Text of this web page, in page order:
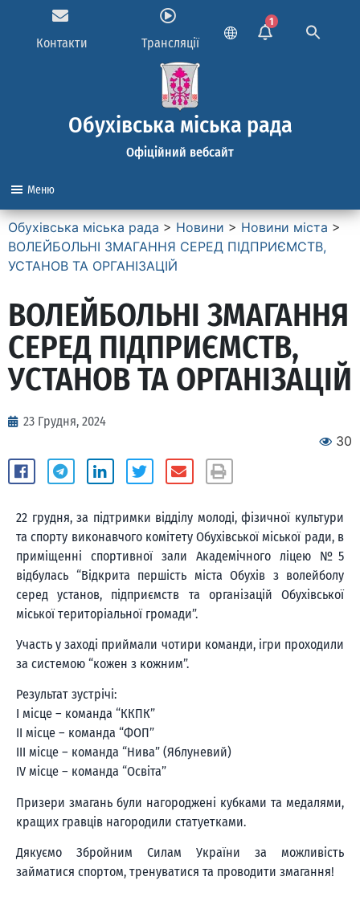
Контакти Трансляції
1
Обухівська міська рада
Офіційний вебсайт
Меню
Обухівська міська рада > Новини > Новини міста >
ВОЛЕЙБОЛЬНІ ЗМАГАННЯ СЕРЕД ПІДПРИЄМСТВ,
УСТАНОВ ТА ОРГАНІЗАЦІЙ
ВОЛЕЙБОЛЬНІ ЗМАГАННЯ
СЕРЕД ПІДПРИЄМСТВ,
УСТАНОВ ТА ОРГАНІЗАЦІЙ
23 Грудня, 2024
30
22 грудня, за підтримки відділу молоді, фізичної культури
та спорту виконавчого комітету Обухівської міської ради, в
приміщенні спортивної зали Академічного ліцею №5
відбулась “Відкрита першість міста Обухів з волейболу
серед установ, підприємств та організацій Обухівської
міської територіальної громади”.
Участь у заході приймали чотири команди, ігри проходили
за системою “кожен з кожним”.
Результат зустрічі:
І місце – команда “ККПК”
ІІ місце – команда “ФОП”
ІІІ місце – команда “Нива” (Яблуневий)
IV місце – команда “Освіта”
Призери змагань були нагороджені кубками та медалями,
кращих гравців нагородили статуетками.
Дякуємо Збройним Силам України за можливість
займатися спортом, тренуватися та проводити змагання!